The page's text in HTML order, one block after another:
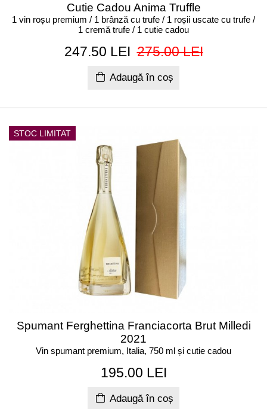
Cutie Cadou Anima Truffle
1 vin roșu premium / 1 brânză cu trufe / 1 roșii uscate cu trufe /
1 cremă trufe / 1 cutie cadou
247.50 LEI 275.00 LEI
Adaugă în coș
STOC LIMITAT
Spumant Ferghettina Franciacorta Brut Milledi
2021
Vin spumant premium, Italia, 750 ml și cutie cadou
195.00 LEI
Adaugă în coș